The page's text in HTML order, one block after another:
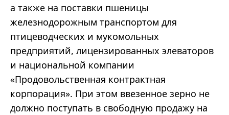
а также на поставки пшеницы
железнодорожным транспортом для
птицеводческих и мукомольных
предприятий, лицензированных элеваторов
и национальной компании
«Продовольственная контрактная
корпорация». При этом ввезенное зерно не
должно поступать в свободную продажу на